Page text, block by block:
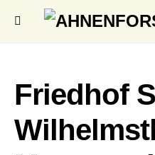
Friedhof